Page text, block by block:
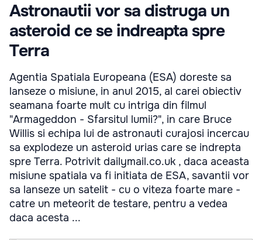
Astronautii vor sa distruga un
asteroid ce se indreapta spre
Terra
Agentia Spatiala Europeana (ESA) doreste sa
lanseze o misiune, in anul 2015, al carei obiectiv
seamana foarte mult cu intriga din filmul
"Armageddon - Sfarsitul lumii?", in care Bruce
Willis si echipa lui de astronauti curajosi incercau
sa explodeze un asteroid urias care se indrepta
spre Terra. Potrivit dailymail.co.uk , daca aceasta
misiune spatiala va fi initiata de ESA, savantii vor
sa lanseze un satelit - cu o viteza foarte mare -
catre un meteorit de testare, pentru a vedea
daca acesta ...